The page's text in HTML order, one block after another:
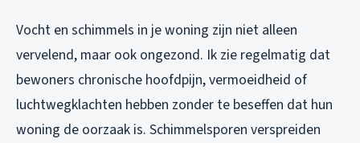
Vocht en schimmels in je woning zijn niet alleen
vervelend, maar ook ongezond. Ik zie regelmatig dat
bewoners chronische hoofdpijn, vermoeidheid of
luchtwegklachten hebben zonder te beseffen dat hun
woning de oorzaak is. Schimmelsporen verspreiden